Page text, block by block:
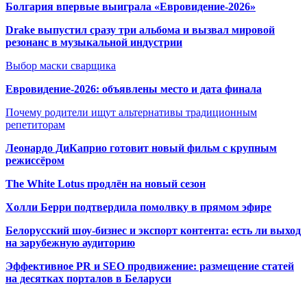
Болгария впервые выиграла «Евровидение-2026»
Drake выпустил сразу три альбома и вызвал мировой
резонанс в музыкальной индустрии
Выбор маски сварщика
Евровидение-2026: объявлены место и дата финала
Почему родители ищут альтернативы традиционным
репетиторам
Леонардо ДиКаприо готовит новый фильм с крупным
режиссёром
The White Lotus продлён на новый сезон
Холли Берри подтвердила помолвку в прямом эфире
Белорусский шоу-бизнес и экспорт контента: есть ли выход
на зарубежную аудиторию
Эффективное PR и SEO продвижение: размещение статей
на десятках порталов в Беларуси